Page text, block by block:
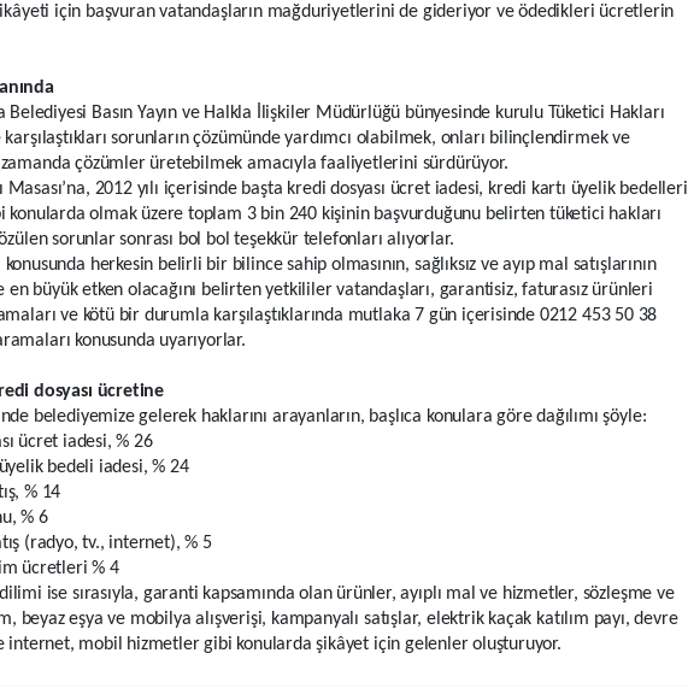
için başvuran vatandaşların mağduriyetlerini de gideriyor ve ödedikleri ücretlerin
Belediyesi Basın Yayın ve Halkla İlişkiler Müdürlüğü bünyesinde kurulu Tüketici Hakları
sorunların çözümünde yardımcı olabilmek, onları bilinçlendirmek ve
zamanda çözümler üretebilmek amacıyla faaliyetlerini sürdürüyor.
Masası’na, 2012 yılı içerisinde başta kredi dosyası ücret iadesi, kredi kartı üyelik bedelleri
konularda olmak üzere toplam 3 bin 240 kişinin başvurduğunu belirten tüketici hakları
sorunlar sonrası bol bol teşekkür telefonları alıyorlar.
herkesin belirli bir bilince sahip olmasının, sağlıksız ve ayıp mal satışlarının
en büyük etken olacağını belirten yetkililer vatandaşları, garantisiz, faturasız ürünleri
ve kötü bir durumla karşılaştıklarında mutlaka 7 gün içerisinde 0212 453 50 38
konusunda uyarıyorlar.
dosyası ücretine
belediyemize gelerek haklarını arayanların, başlıca konulara göre dağılımı şöyle:
ücret iadesi, % 26
bedeli iadesi, % 24
% 14
% 6
(radyo, tv., internet), % 5
ücretleri % 4
ise sırasıyla, garanti kapsamında olan ürünler, ayıplı mal ve hizmetler, sözleşme ve
beyaz eşya ve mobilya alışverişi, kampanyalı satışlar, elektrik kaçak katılım payı, devre
internet, mobil hizmetler gibi konularda şikâyet için gelenler oluşturuyor.